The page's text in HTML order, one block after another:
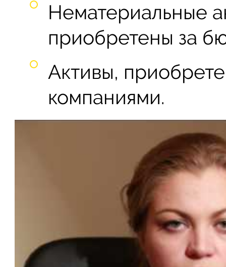
Нематериальные
приобретены за
Активы,
компаниями.